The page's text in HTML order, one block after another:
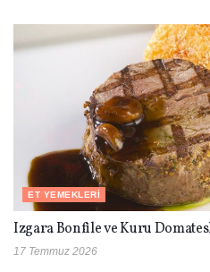
ET YEMEKLERI
Izgara Bonfile ve Kuru
17 Temmuz 2026